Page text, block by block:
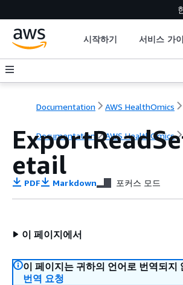
시작하기 서비스 가
Documentation AWS HealthOmics
Documentation AWS HealthOmics
etail
PDF Markdown 포커스 모드
이 페이지에서
이 페이지는 귀하의 언어로 번역되지
번역 요청